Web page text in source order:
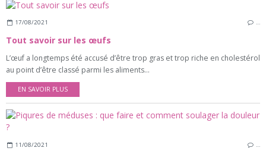
17/08/2021 …
Tout savoir sur les œufs
L’œuf a longtemps été accusé d’être trop gras et trop riche en cholestérol
au point d’être classé parmi les aliments...
EN SAVOIR PLUS
11/08/2021 …